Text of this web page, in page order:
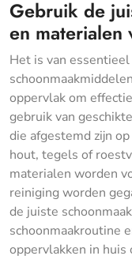
Gebruik de
en
Het is van
oppervlak om
gebruik van
die afgestemd zijn
hout, tegels of
materialen worden
reiniging worden
de juiste
schoonmaakroutine
oppervlakken in huis